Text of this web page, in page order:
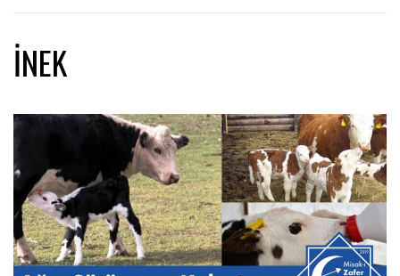
İNEK